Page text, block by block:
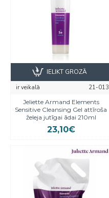
ir veikalā
21-013
Jeliette Armand Elements
Sensitive Cleansing Gel attīroša
želeja jutīgai ādai 210ml
23,10€
IELIKT GROZĀ